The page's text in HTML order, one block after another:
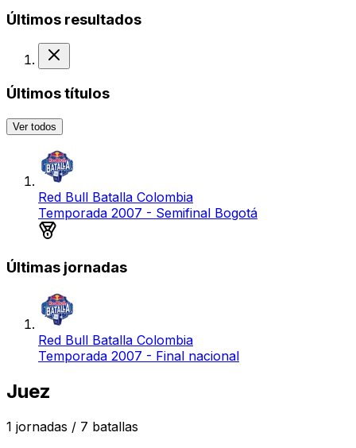
Últimos resultados
Últimos títulos
Ver todos
Red Bull Batalla Colombia
Temporada 2007 - Semifinal Bogotá
Últimas jornadas
Red Bull Batalla Colombia
Temporada 2007 - Final nacional
Juez
1 jornadas / 7 batallas